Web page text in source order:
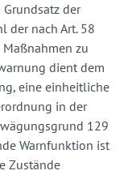
der
der nach Art. 58
Maßnahmen zu
dient dem
eine einheitliche
in der
129
Warnfunktion ist
Zustände